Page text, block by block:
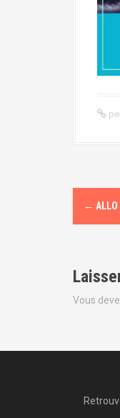
N
a
i
g
←
Vous